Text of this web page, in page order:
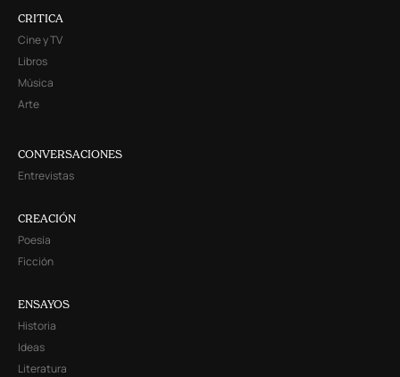
CRITICA
Cine y TV
Libros
Música
Arte
CONVERSACIONES
Entrevistas
CREACIÓN
Poesía
Ficción
ENSAYOS
Historia
Ideas
Literatura